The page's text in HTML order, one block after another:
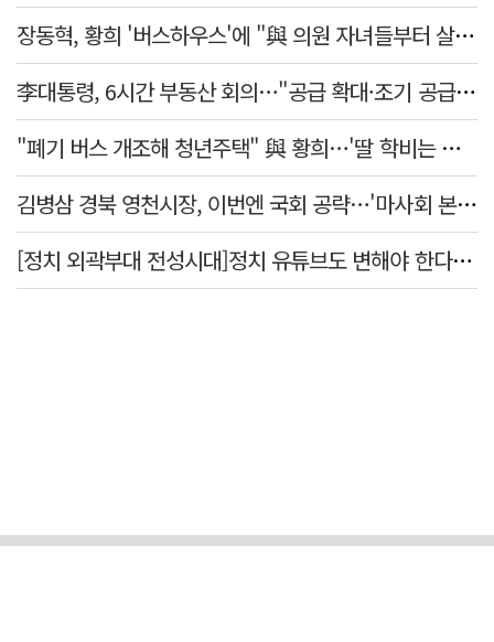
장동혁, 황희 '버스하우스'에 "與 의원 자녀들부터 살아보면 어떨까?"
李대통령, 6시간 부동산 회의…"공급 확대·조기 공급 과감히 실천"
"폐기 버스 개조해 청년주택" 與 황희…'딸 학비는 年 4200만원'
김병삼 경북 영천시장, 이번엔 국회 공략…'마사회 본사 이전·광역교통망 확충' 요청
[정치 외곽부대 전성시대]정치 유튜브도 변해야 한다 "화합과 존중"